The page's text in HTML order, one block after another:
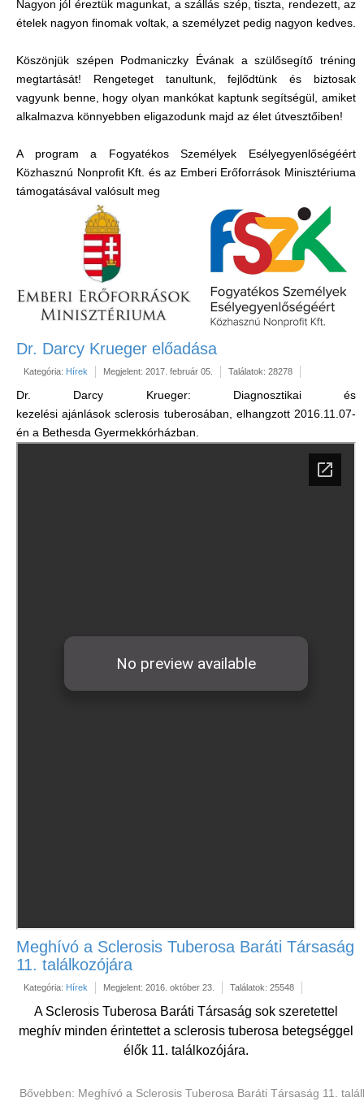
Nagyon jól éreztük magunkat, a szállás szép, tiszta, rendezett, az
ételek nagyon finomak voltak, a személyzet pedig nagyon kedves.
Köszönjük szépen Podmaniczky Évának a szülősegítő tréning
megtartását! Rengeteget tanultunk, fejlődtünk és biztosak
vagyunk benne, hogy olyan mankókat kaptunk segítségül, amiket
alkalmazva könnyebben eligazodunk majd az élet útvesztőiben!
A program a Fogyatékos Személyek Esélyegyenlőségéért
Közhasznú Nonprofit Kft. és az Emberi Erőforrások Minisztériuma
támogatásával valósult meg
Dr. Darcy Krueger előadása
Kategória: Hírek Megjelent: 2017. február 05. Találatok: 28278
Dr. Darcy Krueger: Diagnosztikai és
kezelési ajánlások sclerosis tuberosában, elhangzott 2016.11.07-
én a Bethesda Gyermekkórházban.
Meghívó a Sclerosis Tuberosa Baráti Társaság
11. találkozójára
Kategória: Hírek Megjelent: 2016. október 23. Találatok: 25548
A Sclerosis Tuberosa Baráti Társaság sok szeretettel
meghív minden érintettet a sclerosis tuberosa betegséggel
élők 11. találkozójára.
Bővebben: Meghívó a Sclerosis Tuberosa Baráti Társaság 11.